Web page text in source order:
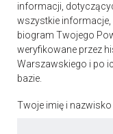
informacji,
wszystkie informacje,
biogram Twojego
weryfikowane przez
Warszawskiego i po
bazie.
Twoje imię i nazwisko